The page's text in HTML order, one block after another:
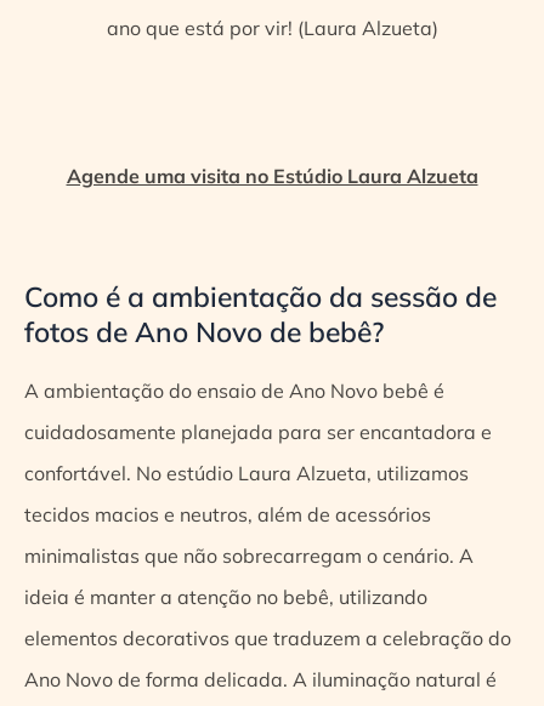
ano que está por vir! (Laura Alzueta)
Agende uma visita no Estúdio Laura Alzueta
Como é a ambientação da sessão de
fotos de Ano Novo de bebê?
A ambientação do ensaio de Ano Novo bebê é
cuidadosamente planejada para ser encantadora e
confortável. No estúdio Laura Alzueta, utilizamos
tecidos macios e neutros, além de acessórios
minimalistas que não sobrecarregam o cenário. A
ideia é manter a atenção no bebê, utilizando
elementos decorativos que traduzem a celebração do
Ano Novo de forma delicada. A iluminação natural é